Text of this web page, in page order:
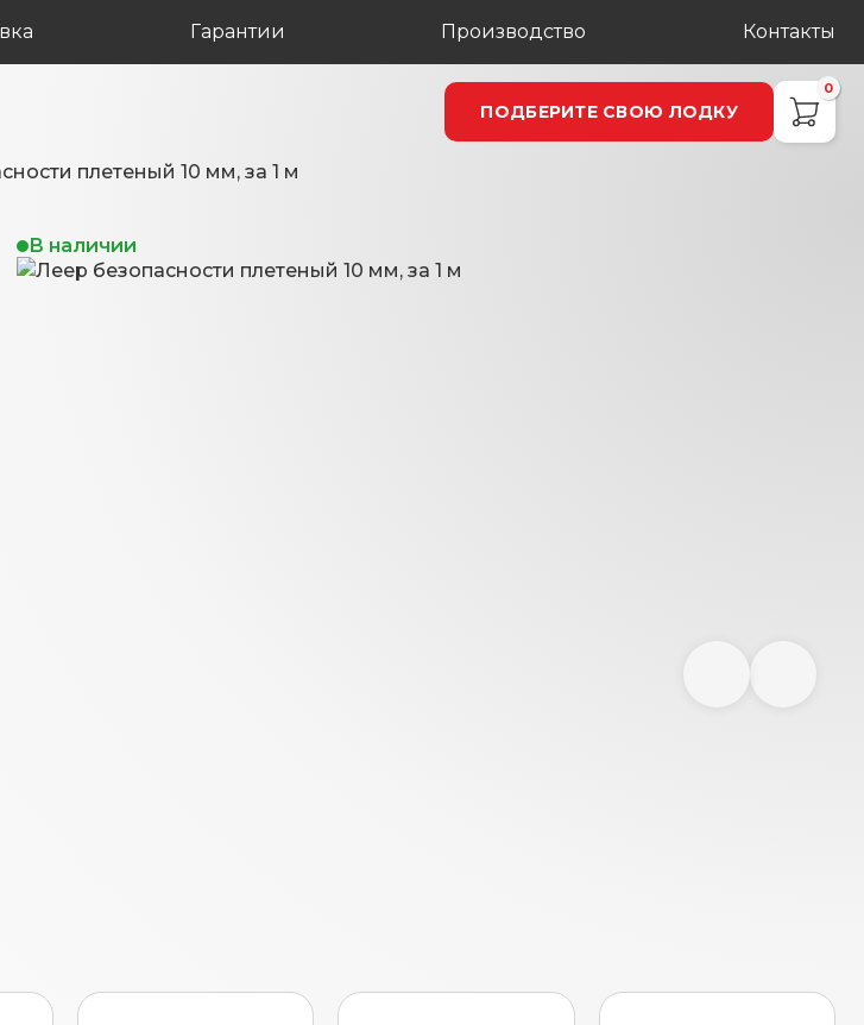
Гарантии Производство Контакты
ПОДБЕРИТЕ СВОЮ ЛОДКУ
0
плетеный 10 мм, за 1 м
В наличии